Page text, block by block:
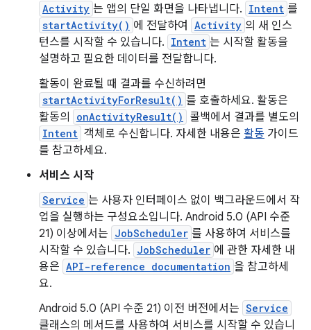
Activity 는 앱의 단일 화면을 나타냅니다. Intent 를
startActivity() 에 전달하여 Activity 의 새 인스
턴스를 시작할 수 있습니다. Intent 는 시작할 활동을
설명하고 필요한 데이터를 전달합니다.
활동이 완료될 때 결과를 수신하려면
startActivityForResult() 를 호출하세요. 활동은
활동의
onActivityResult() 콜백에서 결과를 별도의
Intent 객체로 수신합니다. 자세한 내용은 활동 가이드
를 참고하세요.
서비스 시작
Service 는 사용자 인터페이스 없이 백그라운드에서 작
업을 실행하는 구성요소입니다. Android 5.0 (API 수준
21) 이상에서는 JobScheduler 를 사용하여 서비스를
시작할 수 있습니다. JobScheduler 에 관한 자세한 내
용은 API-reference documentation 을 참고하세
요.
Android 5.0 (API 수준 21) 이전 버전에서는 Service
클래스의 메서드를 사용하여 서비스를 시작할 수 있습니